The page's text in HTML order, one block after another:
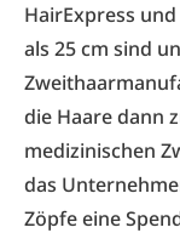
HairExpress
als 25 cm sind
die Haare dann
medizinischen
das
Zöpfe eine